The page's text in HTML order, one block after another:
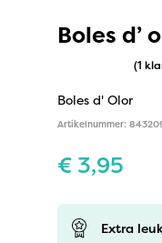
Boles d’
(1
Boles d' Olor
Artikelnummer:
€3,95
Extra